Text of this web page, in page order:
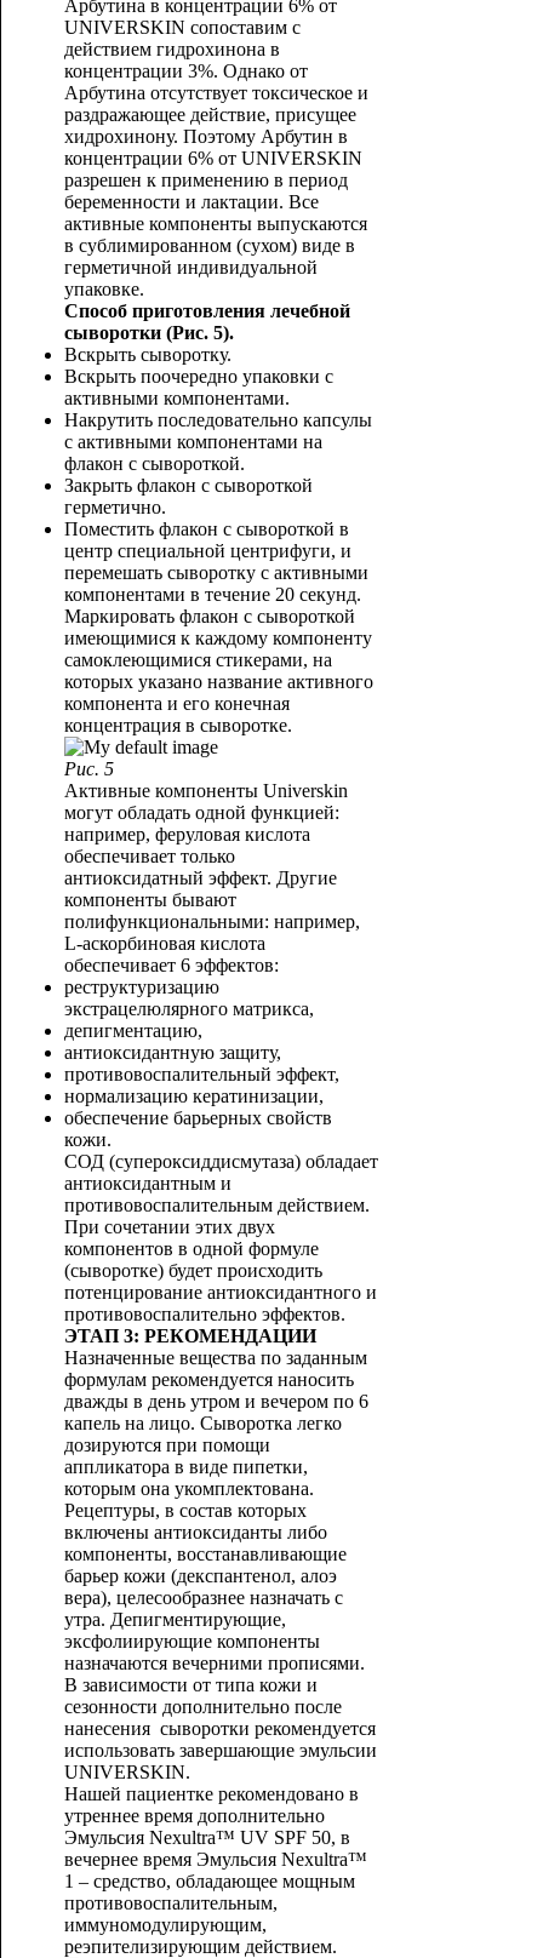
Арбутина в концентрации 6% от
UNIVERSKIN сопоставим с
действием гидрохинона в
концентрации 3%. Однако от
Арбутина отсутствует токсическое и
раздражающее действие, присущее
хидрохинону. Поэтому Арбутин в
концентрации 6% от UNIVERSKIN
разрешен к применению в период
беременности и лактации. Все
активные компоненты выпускаются
в сублимированном (сухом) виде в
герметичной индивидуальной
упаковке.
Способ приготовления лечебной
сыворотки (Рис. 5).
Вскрыть сыворотку.
Вскрыть поочередно упаковки с
активными компонентами.
Накрутить последовательно капсулы
с активными компонентами на
флакон с сывороткой.
Закрыть флакон с сывороткой
герметично.
Поместить флакон с сывороткой в
центр специальной центрифуги, и
перемешать сыворотку с активными
компонентами в течение 20 секунд.
Маркировать флакон с сывороткой
имеющимися к каждому компоненту
самоклеющимися стикерами, на
которых указано название активного
компонента и его конечная
концентрация в сыворотке.
Рис. 5
Активные компоненты Universkin
могут обладать одной функцией:
например, феруловая кислота
обеспечивает только
антиоксидатный эффект. Другие
компоненты бывают
полифункциональными: например,
L-аскорбиновая кислота
обеспечивает 6 эффектов:
реструктуризацию
экстрацелюлярного матрикса,
депигментацию,
антиоксидантную защиту,
противовоспалительный эффект,
нормализацию кератинизации,
обеспечение барьерных свойств
кожи.
СОД (супероксиддисмутаза) обладает
антиоксидантным и
противовоспалительным действием.
При сочетании этих двух
компонентов в одной формуле
(сыворотке) будет происходить
потенцирование антиоксидантного и
противовоспалительно эффектов.
ЭТАП 3: РЕКОМЕНДАЦИИ
Назначенные вещества по заданным
формулам рекомендуется наносить
дважды в день утром и вечером по 6
капель на лицо. Сыворотка легко
дозируются при помощи
аппликатора в виде пипетки,
которым она укомплектована.
Рецептуры, в состав которых
включены антиоксиданты либо
компоненты, восстанавливающие
барьер кожи (декспантенол, алоэ
вера), целесообразнее назначать с
утра. Депигментирующие,
эксфолиирующие компоненты
назначаются вечерними прописями.
В зависимости от типа кожи и
сезонности дополнительно после
нанесения сыворотки рекомендуется
использовать завершающие эмульсии
UNIVERSKIN.
Нашей пациентке рекомендовано в
утреннее время дополнительно
Эмульсия Nexultra™ UV SPF 50, в
вечернее время Эмульсия Nexultra™
1 – средство, обладающее мощным
противовоспалительным,
иммуномодулирующим,
реэпителизирующим действием.